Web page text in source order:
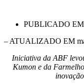
PUBLICADO EM
– ATUALIZADO EM
Iniciativa da ABF
Kumone da